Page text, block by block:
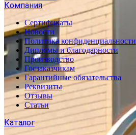
Компания
Сертификаты
Новости
Политика конфиденциальности
Дипломы и благодарности
Производство
Госзаказчикам
Гарантийные обязательства
Реквизиты
Отзывы
Статьи
Каталог